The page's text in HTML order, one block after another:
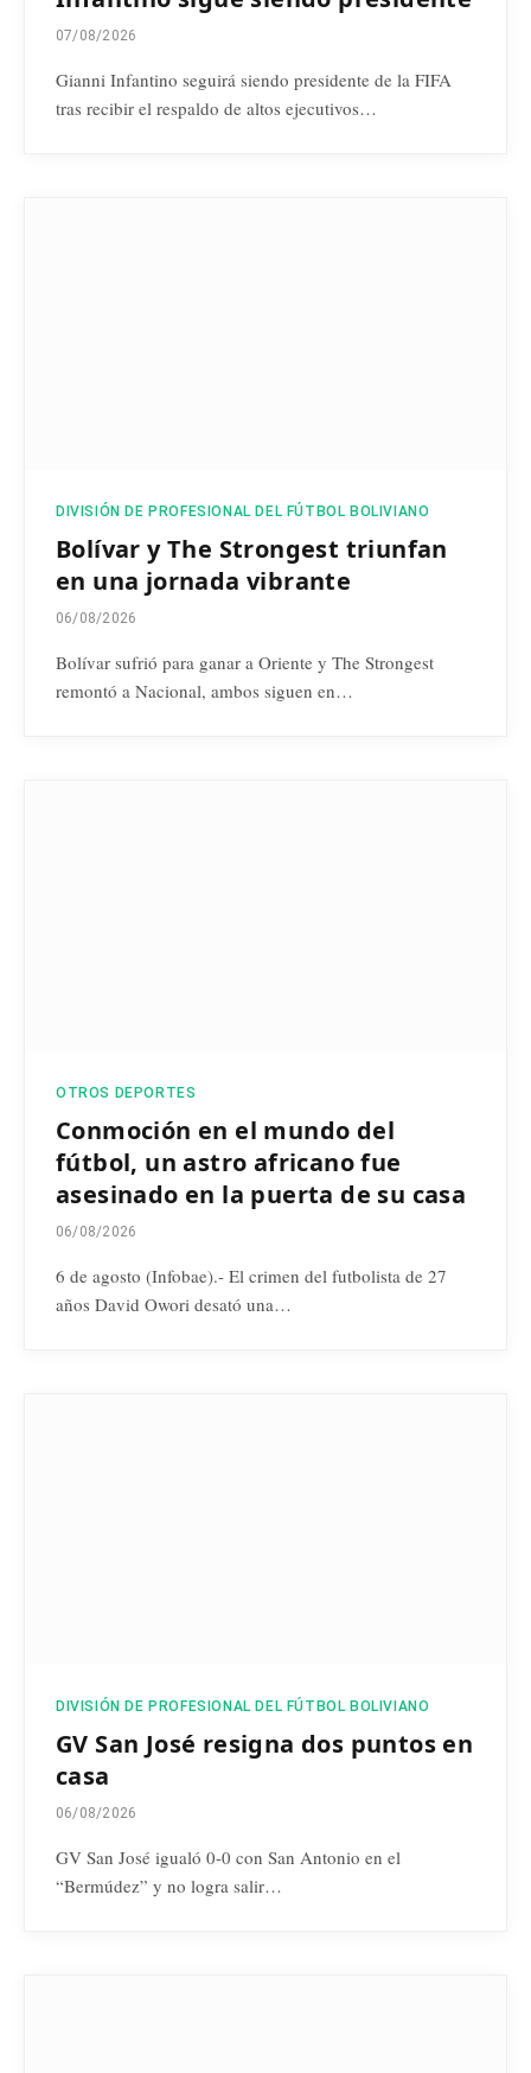
07/08/2026
Gianni Infantino seguirá siendo presidente de la FIFA
tras recibir el respaldo de altos ejecutivos…
DIVISIÓN DE PROFESIONAL DEL FÚTBOL BOLIVIANO
Bolívar y The Strongest triunfan
en una jornada vibrante
06/08/2026
Bolívar sufrió para ganar a Oriente y The Strongest
remontó a Nacional, ambos siguen en…
OTROS DEPORTES
Conmoción en el mundo del
fútbol, un astro africano fue
asesinado en la puerta de su casa
06/08/2026
6 de agosto (Infobae).- El crimen del futbolista de 27
años David Owori desató una…
DIVISIÓN DE PROFESIONAL DEL FÚTBOL BOLIVIANO
GV San José resigna dos puntos en
casa
06/08/2026
GV San José igualó 0-0 con San Antonio en el
“Bermúdez” y no logra salir…